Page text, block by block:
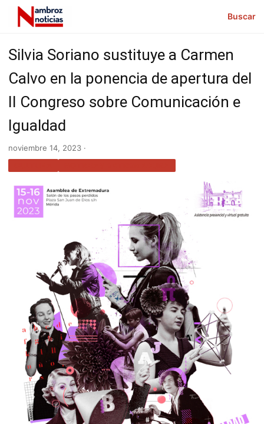
Buscar
Silvia Soriano sustituye a Carmen
Calvo en la ponencia de apertura del
II Congreso sobre Comunicación e
Igualdad
noviembre 14, 2023 ·